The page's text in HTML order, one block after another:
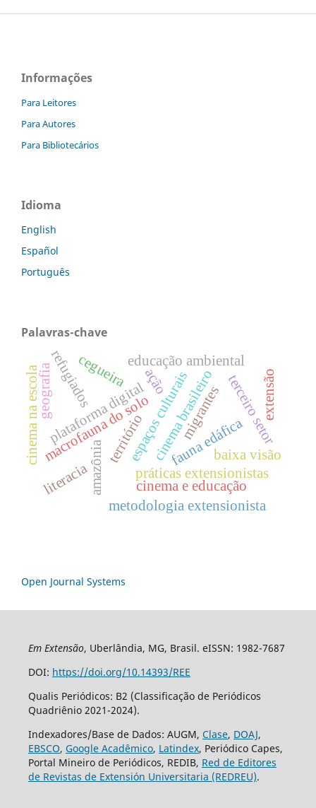
Informações
Para Leitores
Para Autores
Para Bibliotecários
Idioma
English
Español
Português
Palavras-chave
espaços culturais
práticas extensionistas
amazônia
macrofauna do solo fauna edáfica
educação ambiental
cinema e educação
cinema na escola cinema brasileiro
plataforma digital terceiro setor
metodologia extensionista
território
refugiados
migrantes
cegueira
baixa visão
literacia
ação extensão
geografia
Open Journal Systems
Em Extensão, Uberlândia, MG, Brasil. eISSN: 1982-7687
DOI: https://doi.org/10.14393/REE
Qualis Periódicos: B2 (Classificação de Periódicos
Quadriênio 2021-2024).
Indexadores/Base de Dados: AUGM, Clase, DOAJ,
EBSCO, Google Acadêmico, Latindex, Periódico Capes,
Portal Mineiro de Periódicos, REDIB, Red de Editores
de Revistas de Extensión Universitaria (REDREU).